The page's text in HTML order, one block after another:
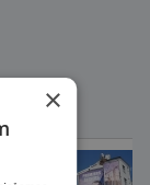
×